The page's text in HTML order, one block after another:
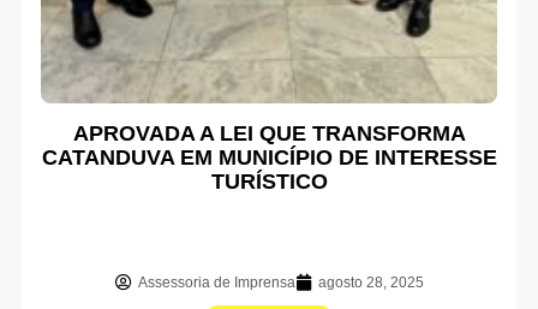
APROVADA A LEI QUE TRANSFORMA
CATANDUVA EM MUNICÍPIO DE INTERESSE
TURÍSTICO
Assessoria de Imprensa agosto 28, 2025